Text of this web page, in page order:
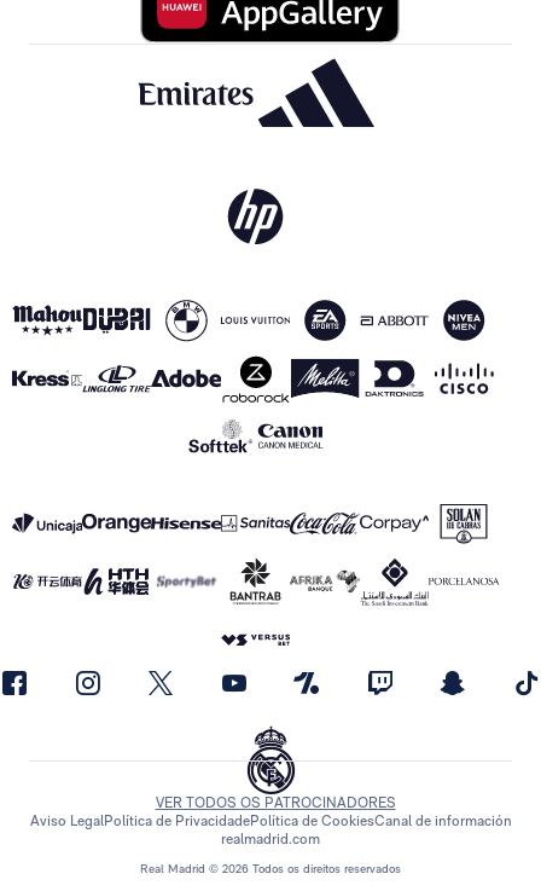
Real Madrid © 2026 Todos os direitos reservados
VER TODOS OS PATROCINADORES
Aviso LegalPolítica de PrivacidadePolítica de CookiesCanal de información
realmadrid.com